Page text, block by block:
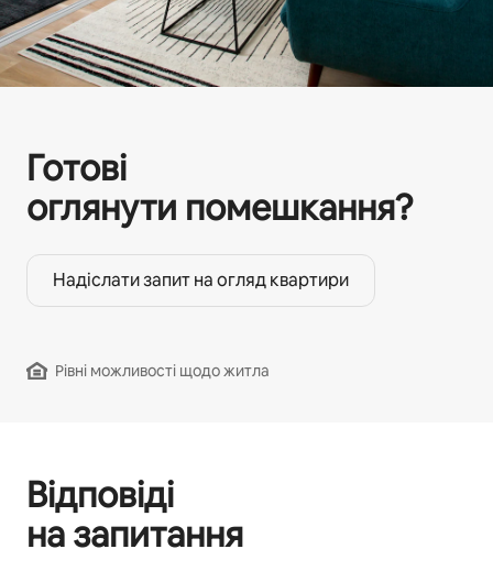
Готові
оглянути помешкання?
Надіслати запит на огляд квартири
Рівні можливості щодо житла
Відповіді
на запитання